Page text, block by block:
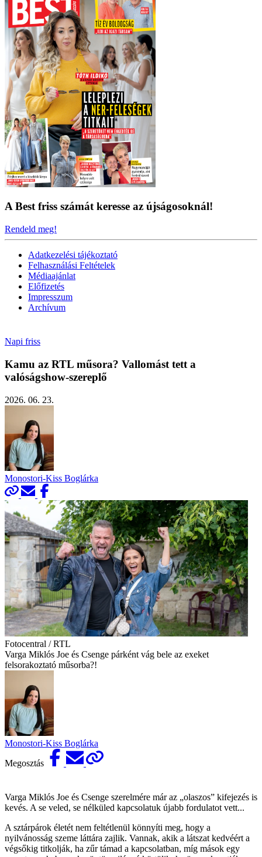
A Best friss számát keresse az újságosoknál!
Rendeld meg!
Adatkezelési tájékoztató
Felhasználási Feltételek
Médiaajánlat
Előfizetés
Impresszum
Archívum
Napi friss
Kamu az RTL műsora? Vallomást tett a
valóságshow-szereplő
2026. 06. 23.
Monostori-Kiss Boglárka
Fotocentral / RTL
Varga Miklós Joe és Csenge párként vág bele az exeket
felsorakoztató műsorba?!
Monostori-Kiss Boglárka
Megosztás
Varga Miklós Joe és Csenge szerelmére már az „olaszos” kifejezés is
kevés. A se veled, se nélküled kapcsolatuk újabb fordulatot vett...
A sztárpárok életét nem feltétlenül könnyíti meg, hogy a
nyilvánosság szeme láttára zajlik. Vannak, akik a látszat kedvéért a
végsőkig titkolják, ha zűr támad a kapcsolatban, míg mások egy